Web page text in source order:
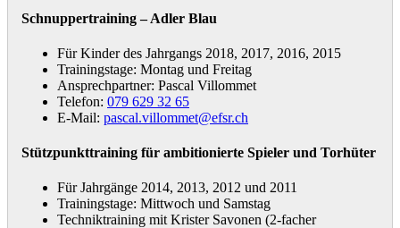
Schnuppertraining – Adler Blau
Für Kinder des Jahrgangs 2018, 2017, 2016, 2015
Trainingstage: Montag und Freitag
Ansprechpartner: Pascal Villommet
Telefon: 079 629 32 65
E-Mail: pascal.villommet@efsr.ch
Stützpunkttraining für ambitionierte Spieler und Torhüter
Für Jahrgänge 2014, 2013, 2012 und 2011
Trainingstage: Mittwoch und Samstag
Techniktraining mit Krister Savonen (2-facher